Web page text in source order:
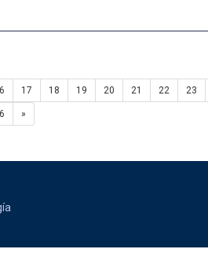
17 18 19 20 21 22 23
»